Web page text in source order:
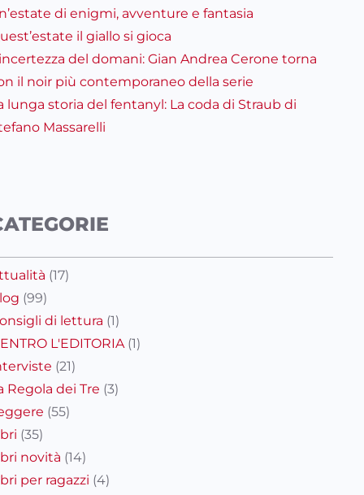
di enigmi, avventure e fantasia
il giallo si gioca
del domani: Gian Andrea Cerone torna
il noir più contemporaneo della serie
lunga storia del fentanyl: La coda di Straub di
Massarelli
(17)
(99)
di lettura (1)
L'EDITORIA (1)
(21)
Regola dei Tre (3)
(55)
(35)
novità (14)
per ragazzi (4)